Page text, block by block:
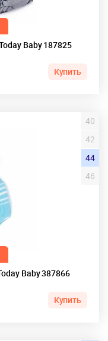
Baby 187825
Купить
Baby 387866
40
42
44
46
Купить